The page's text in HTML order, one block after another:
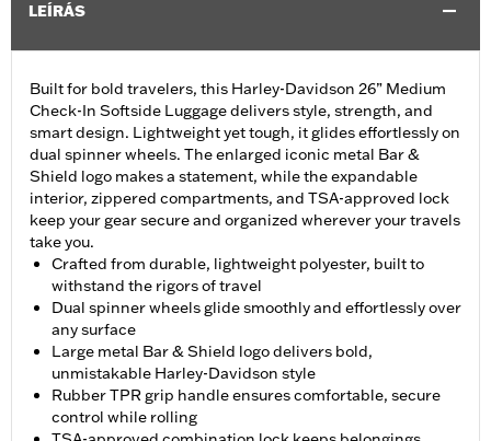
LEÍRÁS
Built for bold travelers, this Harley-Davidson 26” Medium
Check-In Softside Luggage delivers style, strength, and
smart design. Lightweight yet tough, it glides effortlessly on
dual spinner wheels. The enlarged iconic metal Bar &
Shield logo makes a statement, while the expandable
interior, zippered compartments, and TSA-approved lock
keep your gear secure and organized wherever your travels
take you.
Crafted from durable, lightweight polyester, built to
withstand the rigors of travel
Dual spinner wheels glide smoothly and effortlessly over
any surface
Large metal Bar & Shield logo delivers bold,
unmistakable Harley-Davidson style
Rubber TPR grip handle ensures comfortable, secure
control while rolling